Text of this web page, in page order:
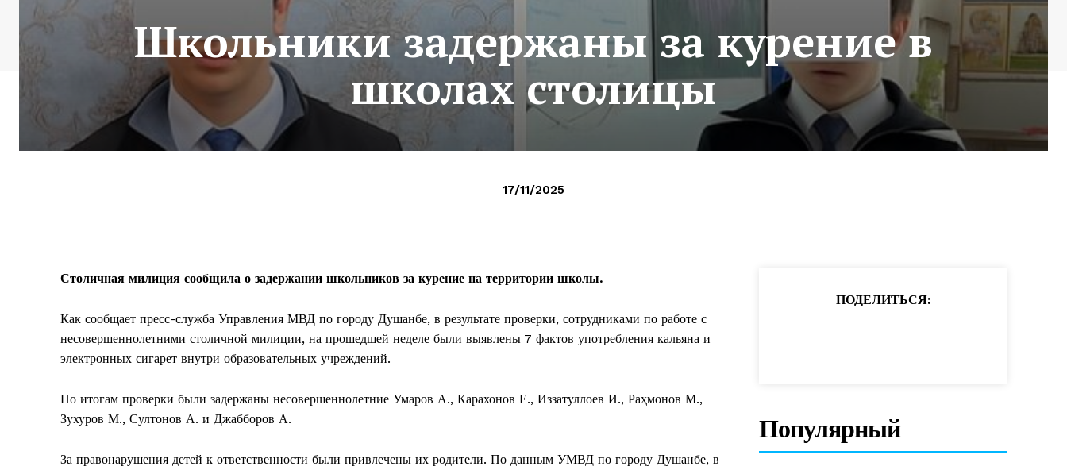
Школьники задержаны за курение в
школах столицы
17/11/2025
Столичная милиция сообщила о задержании школьников за курение на территории школы.
Как сообщает пресс-служба Управления МВД по городу Душанбе, в результате проверки, сотрудниками по работе с
несовершеннолетними столичной милиции, на прошедшей неделе были выявлены 7 фактов употребления кальяна и
электронных сигарет внутри образовательных учреждений.
По итогам проверки были задержаны несовершеннолетние Умаров А., Карахонов Е., Иззатуллоев И., Раҳмонов М.,
Зухуров М., Султонов А. и Джабборов А.
За правонарушения детей к ответственности были привлечены их родители. По данным УМВД по городу Душанбе, в
ПОДЕЛИТЬСЯ:
Популярный